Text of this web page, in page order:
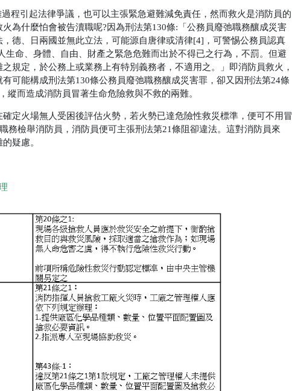
程引起法律爭議，也可以主張緊急避難減免責任，然而救火是消防員的
為什麼怕會被告瀆職呢?因為刑法第130條: 「公務員廢弛職務釀成災害
德、日兩國並無此立法，可能源自唐律或清律[4] ，可警惕公務員認真
生命、身體、自由、財產之緊急危難而出於不得已之行為，不罰。但避
規定，於公務上或業務上有特別義務者，不適用之。」即消防員救火，
可能構成刑法第130條公務員廢弛職務釀成災害罪，卻又因刑法第24條
而造成消防員冒著生命危險救與不救的兩難。
定火場無人受困後評估火勢，若火勢已達危險性救災標準，便可不用冒
務檢舉消防員，消防員便可主張刑法第21條阻卻違法。這對消防員來
疑慮。